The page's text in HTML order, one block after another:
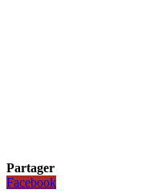
Partager
Facebook